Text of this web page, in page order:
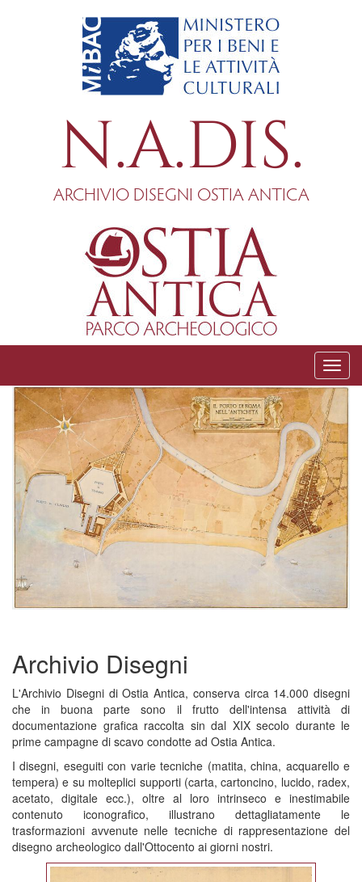
N.A.DIS.
ARCHIVIO DISEGNI OSTIA ANTICA
Archivio Disegni
L'Archivio Disegni di Ostia Antica, conserva circa 14.000 disegni
che in buona parte sono il frutto dell'intensa attività di
documentazione grafica raccolta sin dal XIX secolo durante le
prime campagne di scavo condotte ad Ostia Antica.
I disegni, eseguiti con varie tecniche (matita, china, acquarello e
tempera) e su molteplici supporti (carta, cartoncino, lucido, radex,
acetato, digitale ecc.), oltre al loro intrinseco e inestimabile
contenuto iconografico, illustrano dettagliatamente le
trasformazioni avvenute nelle tecniche di rappresentazione del
disegno archeologico dall'Ottocento ai giorni nostri.